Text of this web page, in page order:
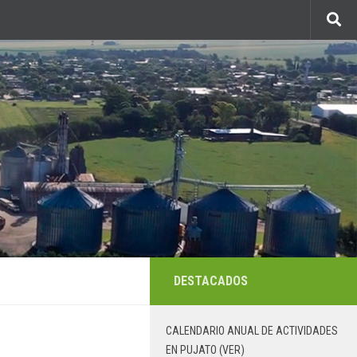
DESTACADOS
CALENDARIO ANUAL DE ACTIVIDADES
EN PUJATO (VER)